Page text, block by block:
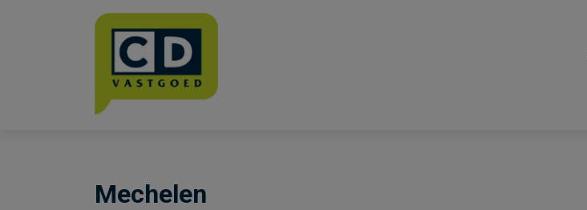
Menu overslaan en naar de inhoud gaan
Mechelen